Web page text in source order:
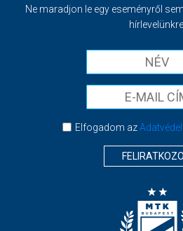
Ne maradjon le egy eseményről
Elfogadom az